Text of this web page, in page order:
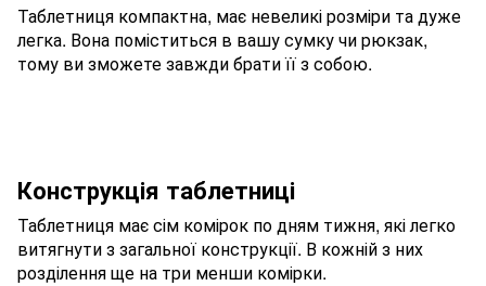
Таблетниця компактна, має невеликі розміри та дуже
легка. Вона поміститься в вашу сумку чи рюкзак,
тому ви зможете завжди брати її з собою.
Конструкція таблетниці
Таблетниця має сім комірок по дням тижня, які легко
витягнути з загальної конструкції. В кожній з них
розділення ще на три менши комірки.